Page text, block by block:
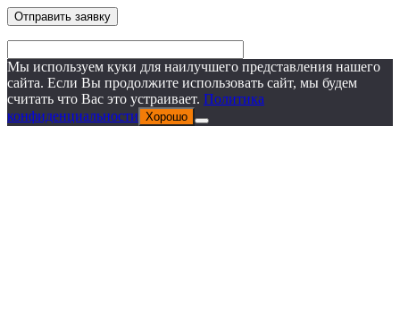
Мы используем куки для наилучшего представления нашего
сайта. Если Вы продолжите использовать сайт, мы будем
считать что Вас это устраивает. Политика
конфиденциальности Хорошо